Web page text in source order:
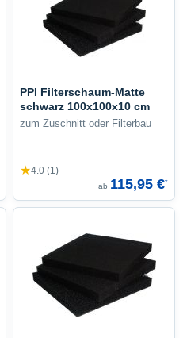
PPI Filterschaum-Matte
schwarz 100x100x10 cm
zum Zuschnitt oder Filterbau
★4.0 (1)
ab 115,95 €*